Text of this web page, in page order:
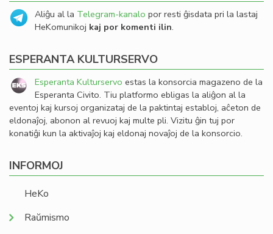
Aliĝu al la Telegram-kanalo por resti ĝisdata pri la lastaj
HeKomunikoj kaj por komenti ilin.
ESPERANTA KULTURSERVO
Esperanta Kulturservo estas la konsorcia magazeno de la
Esperanta Civito. Tiu platformo ebligas la aliĝon al la
eventoj kaj kursoj organizataj de la paktintaj establoj, aĉeton de
eldonaĵoj, abonon al revuoj kaj multe pli. Vizitu ĝin tuj por
konatiĝi kun la aktivaĵoj kaj eldonaj novaĵoj de la konsorcio.
INFORMOJ
HeKo
Raŭmismo